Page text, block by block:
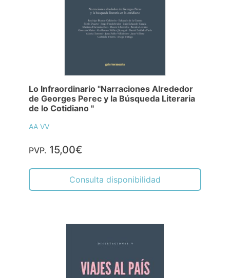
Lo Infraordinario "Narraciones Alrededor
de Georges Perec y la Búsqueda Literaria
de lo Cotidiano "
AA VV
PVP. 15,00€
Consulta disponibilidad